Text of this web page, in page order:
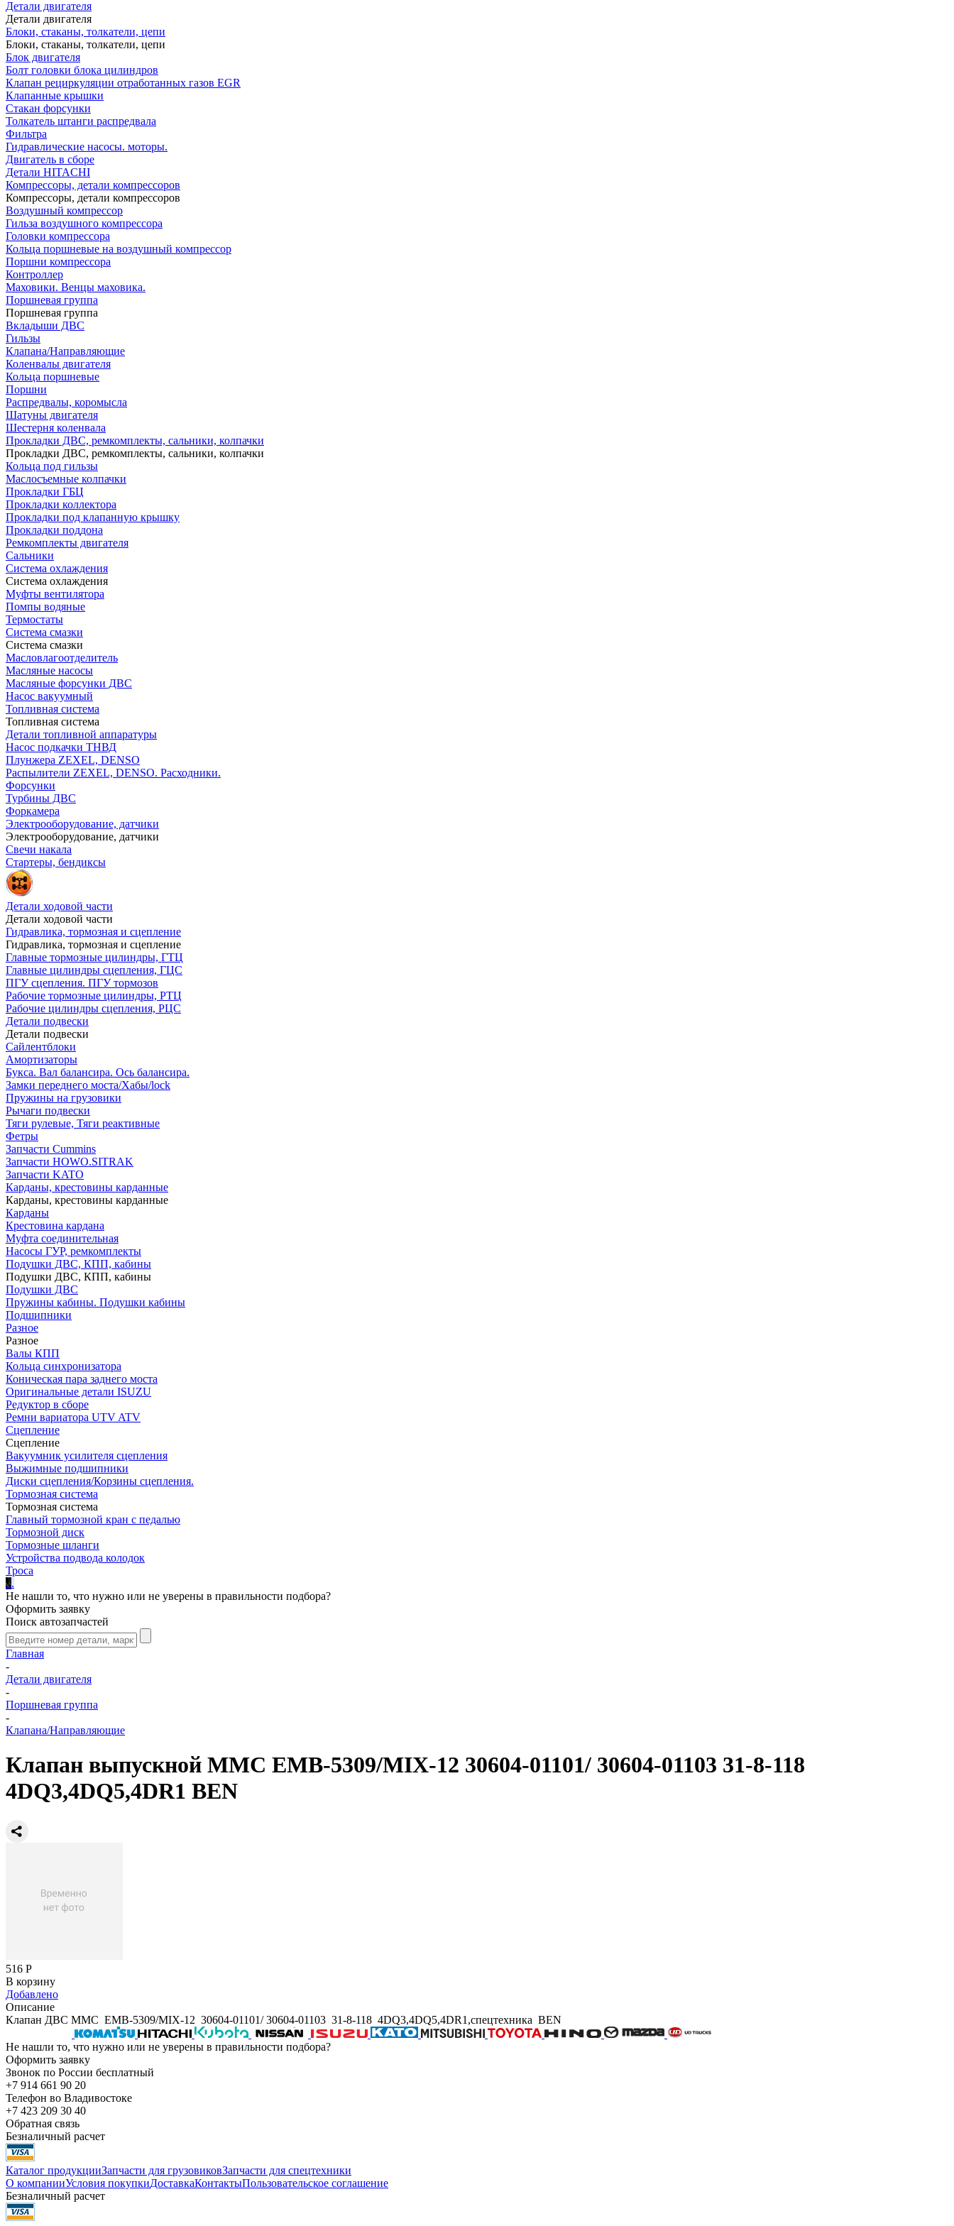
Детали двигателя
Детали двигателя
Блоки, стаканы, толкатели, цепи
Блоки, стаканы, толкатели, цепи
Блок двигателя
Болт головки блока цилиндров
Клапан рециркуляции отработанных газов EGR
Клапанные крышки
Стакан форсунки
Толкатель штанги распредвала
Фильтра
Гидравлические насосы. моторы.
Двигатель в сборе
Детали HITACHI
Компрессоры, детали компрессоров
Компрессоры, детали компрессоров
Воздушный компрессор
Гильза воздушного компрессора
Головки компрессора
Кольца поршневые на воздушный компрессор
Поршни компрессора
Контроллер
Маховики. Венцы маховика.
Поршневая группа
Поршневая группа
Вкладыши ДВС
Гильзы
Клапана/Направляющие
Коленвалы двигателя
Кольца поршневые
Поршни
Распредвалы, коромысла
Шатуны двигателя
Шестерня коленвала
Прокладки ДВС, ремкомплекты, сальники, колпачки
Прокладки ДВС, ремкомплекты, сальники, колпачки
Кольца под гильзы
Маслосъемные колпачки
Прокладки ГБЦ
Прокладки коллектора
Прокладки под клапанную крышку
Прокладки поддона
Ремкомплекты двигателя
Сальники
Система охлаждения
Система охлаждения
Муфты вентилятора
Помпы водяные
Термостаты
Система смазки
Система смазки
Масловлагоотделитель
Масляные насосы
Масляные форсунки ДВС
Насос вакуумный
Топливная система
Топливная система
Детали топливной аппаратуры
Насос подкачки ТНВД
Плунжера ZEXEL, DENSO
Распылители ZEXEL, DENSO. Расходники.
Форсунки
Турбины ДВС
Форкамера
Электрооборудование, датчики
Электрооборудование, датчики
Свечи накала
Стартеры, бендиксы
Детали ходовой части
Детали ходовой части
Гидравлика, тормозная и сцепление
Гидравлика, тормозная и сцепление
Главные тормозные цилиндры, ГТЦ
Главные цилиндры сцепления, ГЦС
ПГУ сцепления. ПГУ тормозов
Рабочие тормозные цилиндры, РТЦ
Рабочие цилиндры сцепления, РЦС
Детали подвески
Детали подвески
Cайлентблоки
Амортизаторы
Букса. Вал балансира. Ось балансира.
Замки переднего моста/Хабы/lock
Пружины на грузовики
Рычаги подвески
Тяги рулевые, Тяги реактивные
Фетры
Запчасти Cummins
Запчасти HOWO.SITRAK
Запчасти KATO
Карданы, крестовины карданные
Карданы, крестовины карданные
Карданы
Крестовина кардана
Муфта соединительная
Насосы ГУР, ремкомплекты
Подушки ДВС, КПП, кабины
Подушки ДВС, КПП, кабины
Подушки ДВС
Пружины кабины. Подушки кабины
Подшипники
Разное
Разное
Валы КПП
Кольца синхронизатора
Коническая пара заднего моста
Оригинальные детали ISUZU
Редуктор в сборе
Ремни вариатора UTV ATV
Сцепление
Сцепление
Вакуумник усилителя сцепления
Выжимные подшипники
Диски сцепления/Корзины сцепления.
Тормозная система
Тормозная система
Главный тормозной кран с педалью
Тормозной диск
Тормозные шланги
Устройства подвода колодок
Троса
...
Не нашли то, что нужно или не уверены в правильности подбора?
Оформить заявку
Поиск автозапчастей
Главная
-
Детали двигателя
-
Поршневая группа
-
Клапана/Направляющие
Клапан выпускной MMC EMB-5309/MIX-12 30604-01101/ 30604-01103 31-8-118
4DQ3,4DQ5,4DR1 BEN
516 Р
В корзину
Добавлено
Описание
Клапан ДВС MMC EMB-5309/MIX-12 30604-01101/ 30604-01103 31-8-118 4DQ3,4DQ5,4DR1,спецтехника BEN
Не нашли то, что нужно или не уверены в правильности подбора?
Оформить заявку
Звонок по России бесплатный
+7 914 661 90 20
Телефон во Владивостоке
+7 423 209 30 40
Обратная связь
Безналичный расчет
Каталог продукцииЗапчасти для грузовиковЗапчасти для спецтехники
О компанииУсловия покупкиДоставкаКонтактыПользовательское соглашение
Безналичный расчет